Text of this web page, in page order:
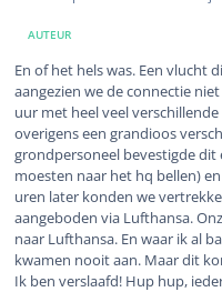
AUTEUR
En of het hels was. Een vlucht
aangezien we de connectie
uur met heel veel
overigens een grandioos
grondpersoneel bevestigde dit
moesten naar het hq bellen)
uren later konden we
aangeboden via Lufthansa.
naar Lufthansa. En waar ik al
kwamen nooit aan. Maar dit
Ik ben verslaafd! Hup hup,